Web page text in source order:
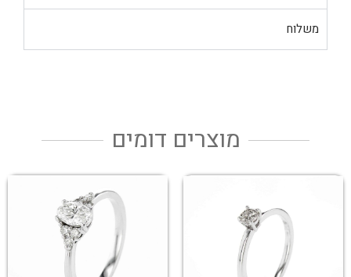
משלוח
מוצרים דומים